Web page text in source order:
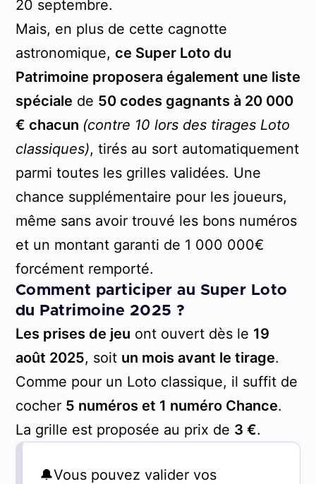
20 septembre.
Mais, en plus de cette cagnotte
astronomique, ce Super Loto du
Patrimoine proposera également une liste
spéciale de 50 codes gagnants à 20 000
€ chacun (contre 10 lors des tirages Loto
classiques), tirés au sort automatiquement
parmi toutes les grilles validées. Une
chance supplémentaire pour les joueurs,
même sans avoir trouvé les bons numéros
et un montant garanti de 1 000 000€
forcément remporté.
Comment participer au Super Loto
du Patrimoine 2025 ?
Les prises de jeu ont ouvert dès le 19
août 2025, soit un mois avant le tirage.
Comme pour un Loto classique, il suffit de
cocher 5 numéros et 1 numéro Chance.
La grille est proposée au prix de 3 €.
🔔Vous pouvez valider vos